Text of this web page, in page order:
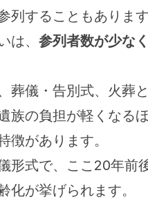
列することもあります
は、 参列者数が少な
葬儀・告別式、火葬
族の負担が軽くなる
徴があります。
形式で、ここ20年前
化が挙げられます。